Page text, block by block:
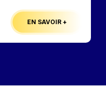
EN SAVOIR +